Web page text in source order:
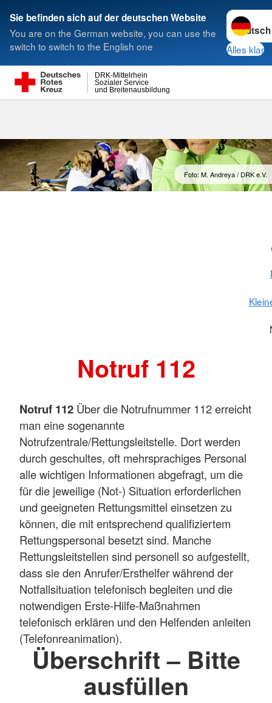
Sie befinden sich auf der deutschen Website
You are on the German website, you can use the
switch to switch to the English one
Sprache
Alles klar
und Breitenausbildung
Sozialer Service
DRK-Mittelrhein
Suche
Foto: M. Andreya / DRK e.V.
Notruf 112
Notruf 112 Über die Notrufnummer 112 erreicht
man eine sogenannte
Notrufzentrale/Rettungsleitstelle. Dort werden
durch geschultes, oft mehrsprachiges Personal
alle wichtigen Informationen abgefragt, um die
für die jeweilige (Not-) Situation erforderlichen
und geeigneten Rettungsmittel einsetzen zu
können, die mit entsprechend qualifiziertem
Rettungspersonal besetzt sind. Manche
Rettungsleitstellen sind personell so aufgestellt,
dass sie den Anrufer/Ersthelfer während der
Notfallsituation telefonisch begleiten und die
notwendigen Erste-Hilfe-Maßnahmen
telefonisch erklären und den Helfenden anleiten
(Telefonreanimation).
Überschrift – Bitte
ausfüllen